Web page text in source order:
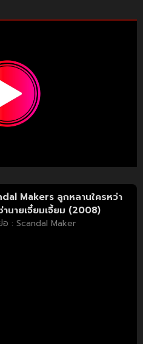
Makers ลูกหลานใครหว่า
านายเจี๋ยมเจี้ยม (2008)
อ : Scandal Maker